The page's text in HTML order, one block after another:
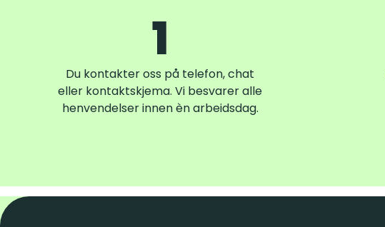
1
Du kontakter oss på telefon, chat
eller kontaktskjema. Vi besvarer alle
henvendelser innen èn arbeidsdag.